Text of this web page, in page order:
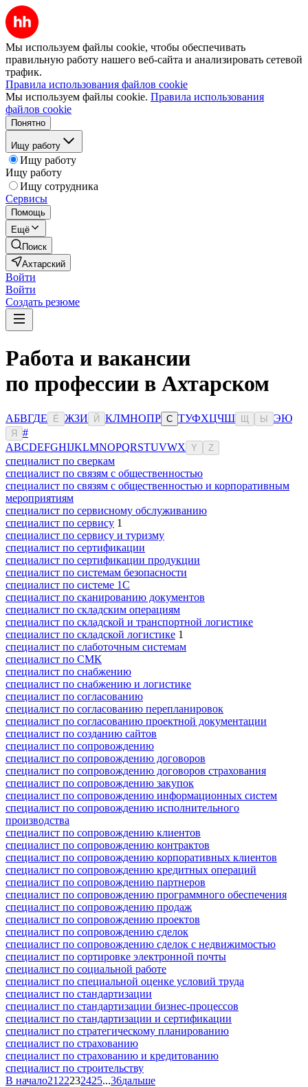
Мы используем файлы cookie, чтобы обеспечивать
правильную работу нашего веб-сайта и анализировать сетевой
трафик.
Правила использования файлов cookie
Мы используем файлы cookie. Правила использования
файлов cookie
Понятно
Ищу работу
Ищу работу
Ищу работу
Ищу сотрудника
Сервисы
Помощь
Ещё
Поиск
Ахтарский
Войти
Войти
Создать резюме
Работа и вакансии
по профессии в Ахтарском
АБВГДЕ Ё ЖЗИ Й КЛМНОПР С ТУФХЦЧШ Ы ЭЮ
Я
#
ABCDEFGHIJKLMNOPQRSTUVWX Y Z
специалист по сверкам
специалист по связям с общественностью
специалист по связям с общественностью и корпоративным
мероприятиям
специалист по сервисному обслуживанию
специалист по сервису 1
специалист по сервису и туризму
специалист по сертификации
специалист по сертификации продукции
специалист по системам безопасности
специалист по системе 1С
специалист по сканированию документов
специалист по складским операциям
специалист по складской и транспортной логистике
специалист по складской логистике 1
специалист по слаботочным системам
специалист по СМК
специалист по снабжению
специалист по снабжению и логистике
специалист по согласованию
специалист по согласованию перепланировок
специалист по согласованию проектной документации
специалист по созданию сайтов
специалист по сопровождению
специалист по сопровождению договоров
специалист по сопровождению договоров страхования
специалист по сопровождению закупок
специалист по сопровождению информационных систем
специалист по сопровождению исполнительного
производства
специалист по сопровождению клиентов
специалист по сопровождению контрактов
специалист по сопровождению корпоративных клиентов
специалист по сопровождению кредитных операций
специалист по сопровождению партнеров
специалист по сопровождению программного обеспечения
специалист по сопровождению продаж
специалист по сопровождению проектов
специалист по сопровождению сделок
специалист по сопровождению сделок с недвижимостью
специалист по сортировке электронной почты
специалист по социальной работе
специалист по специальной оценке условий труда
специалист по стандартизации
специалист по стандартизации бизнес-процессов
специалист по стандартизации и сертификации
специалист по стратегическому планированию
специалист по страхованию
специалист по страхованию и кредитованию
специалист по строительству
В начало21 22232425...36дальше